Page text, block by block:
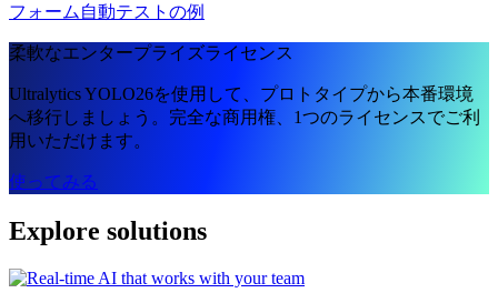
フォーム 自動テストの例
柔軟なエンタープライズライセンス
Ultralytics YOLO26を使用して、プロトタイプから本番環境
へ移行しましょう。完全な商用権、1つのライセンスでご利
用いただけます。
使ってみる
Explore solutions